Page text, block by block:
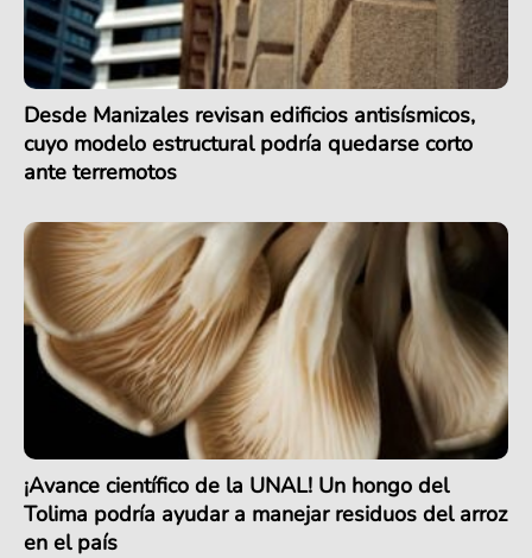
Desde Manizales revisan edificios antisísmicos,
cuyo modelo estructural podría quedarse corto
ante terremotos
¡Avance científico de la UNAL! Un hongo del
Tolima podría ayudar a manejar residuos del arroz
en el país